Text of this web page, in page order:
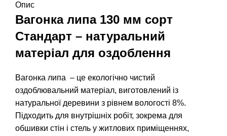
Опис
Вагонка липа 130 мм сорт
Стандарт – натуральний
матеріал для оздоблення
Вагонка липа – це екологічно чистий
оздоблювальний матеріал, виготовлений із
натуральної деревини з рівнем вологості 8%.
Підходить для внутрішніх робіт, зокрема для
обшивки стін і стель у житлових приміщеннях,